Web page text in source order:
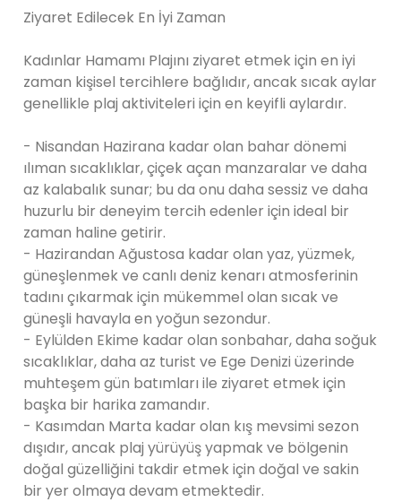
Ziyaret Edilecek En İyi Zaman
Kadınlar Hamamı Plajını ziyaret etmek için en iyi
zaman kişisel tercihlere bağlıdır, ancak sıcak aylar
genellikle plaj aktiviteleri için en keyifli aylardır.
- Nisandan Hazirana kadar olan bahar dönemi
ılıman sıcaklıklar, çiçek açan manzaralar ve daha
az kalabalık sunar; bu da onu daha sessiz ve daha
huzurlu bir deneyim tercih edenler için ideal bir
zaman haline getirir.
- Hazirandan Ağustosa kadar olan yaz, yüzmek,
güneşlenmek ve canlı deniz kenarı atmosferinin
tadını çıkarmak için mükemmel olan sıcak ve
güneşli havayla en yoğun sezondur.
- Eylülden Ekime kadar olan sonbahar, daha soğuk
sıcaklıklar, daha az turist ve Ege Denizi üzerinde
muhteşem gün batımları ile ziyaret etmek için
başka bir harika zamandır.
- Kasımdan Marta kadar olan kış mevsimi sezon
dışıdır, ancak plaj yürüyüş yapmak ve bölgenin
doğal güzelliğini takdir etmek için doğal ve sakin
bir yer olmaya devam etmektedir.